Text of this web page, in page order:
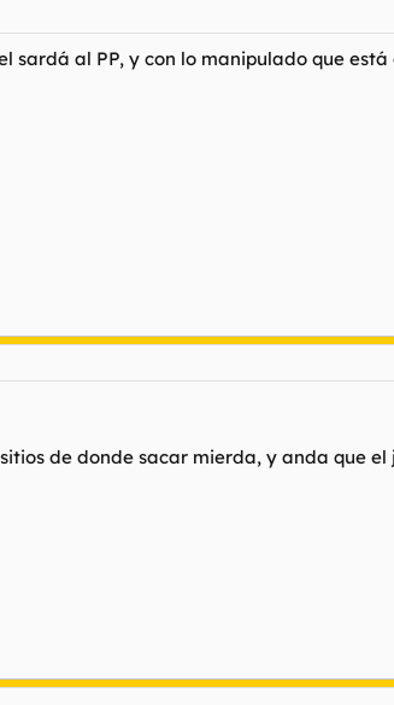
sardá al PP, y con lo manipulado que
de donde sacar mierda, y anda que